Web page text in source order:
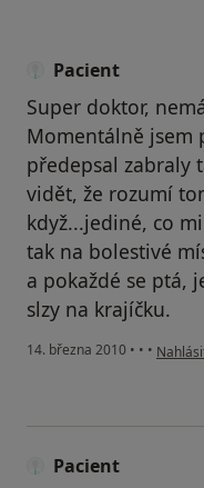
Pacient
Super doktor,
Momentálně jsem
předepsal zabraly
vidět, že rozumí
když...jediné, co
tak na bolestivé
a pokaždé se ptá,
slzy na krajíčku.
14. března 2010 • • • podle
Pacient